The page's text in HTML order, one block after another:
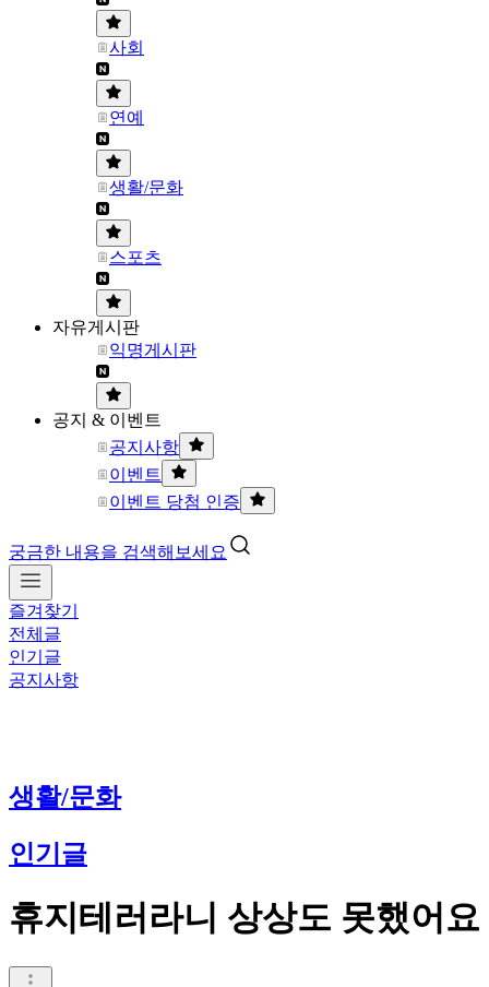
사회
연예
생활/문화
스포츠
자유게시판
익명게시판
공지 & 이벤트
공지사항
이벤트
이벤트 당첨 인증
궁금한 내용을 검색해보세요
즐겨찾기
전체글
인기글
공지사항
생활/문화
인기글
휴지테러라니 상상도 못했어요